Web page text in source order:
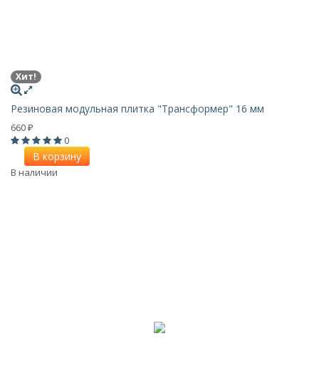
Хит!
Резиновая модульная плитка "Трансформер" 16 мм
660 ₽
0
В корзину
В наличии